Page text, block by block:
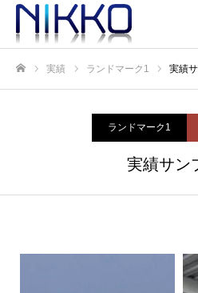
実績 ランドマーク1 実績
ランドマーク1
実績サン